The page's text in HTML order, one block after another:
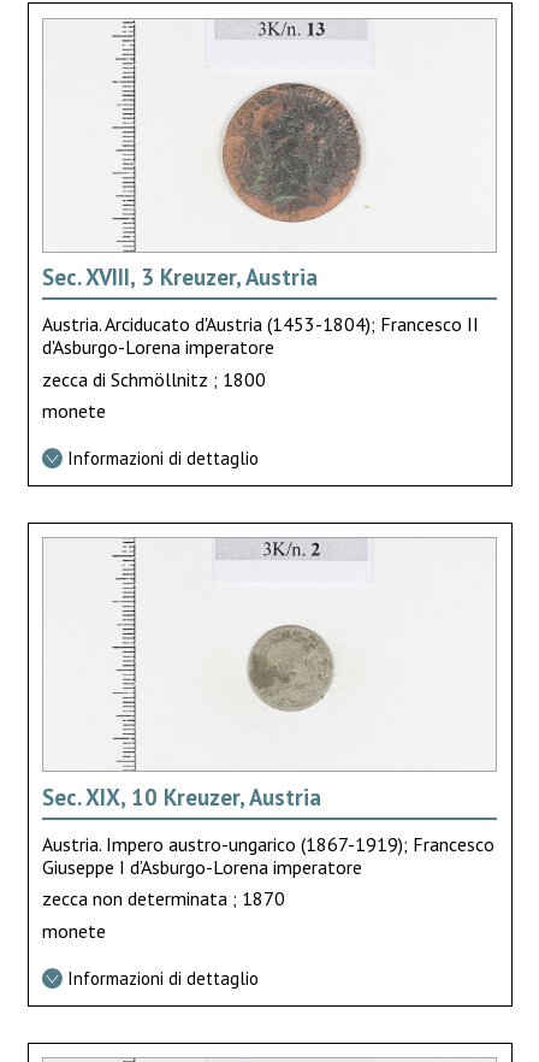
Sec. XVIII, 3 Kreuzer, Austria
Austria. Arciducato d'Austria (1453-1804); Francesco II
d'Asburgo-Lorena imperatore
zecca di Schmöllnitz ; 1800
monete
Informazioni di dettaglio
Sec. XIX, 10 Kreuzer, Austria
Austria. Impero austro-ungarico (1867-1919); Francesco
Giuseppe I d’Asburgo-Lorena imperatore
zecca non determinata ; 1870
monete
Informazioni di dettaglio